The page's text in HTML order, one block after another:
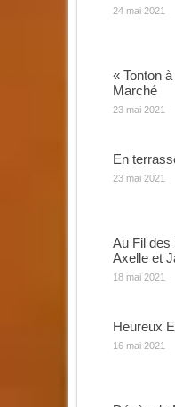
24 mai 2021
« Tonton
Marché
23 mai 2021
En
23 mai 2021
Au Fil des
Axelle et
18 mai 2021
Heureux
16 mai 2021